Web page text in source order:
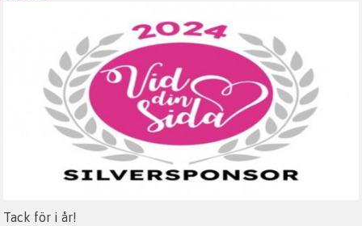
Tack för i år!